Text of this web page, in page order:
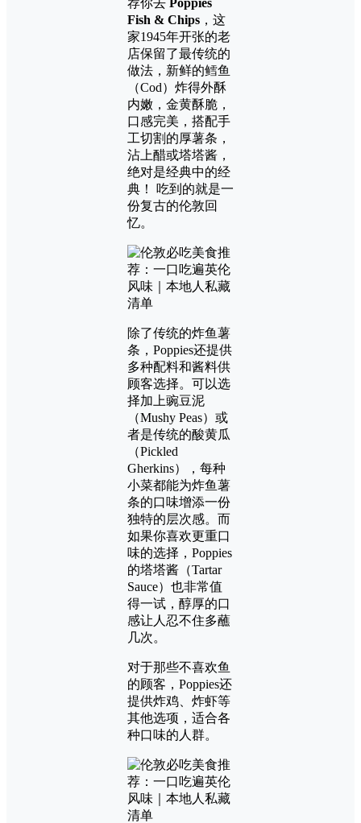
Fish & Chips ，这
家1945年开张的老
店保留了最传统的
做法，新鲜的鳕鱼
（Cod）炸得外酥
内嫩，金黄酥脆，
口感完美，搭配手
工切割的厚薯条，
沾上醋或塔塔酱，
绝对是经典中的经
典！ 吃到的就是一
份复古的伦敦回
忆。
除了传统的炸鱼薯
条，Poppies还提供
多种配料和酱料供
顾客选择。可以选
择加上豌豆泥
（Mushy Peas）或
者是传统的酸黄瓜
（Pickled
Gherkins），每种
小菜都能为炸鱼薯
条的口味增添一份
独特的层次感。而
如果你喜欢更重口
味的选择，Poppies
的塔塔酱（Tartar
Sauce）也非常值
得一试，醇厚的口
感让人忍不住多蘸
几次。
对于那些不喜欢鱼
的顾客，Poppies还
提供炸鸡、炸虾等
其他选项，适合各
种口味的人群。